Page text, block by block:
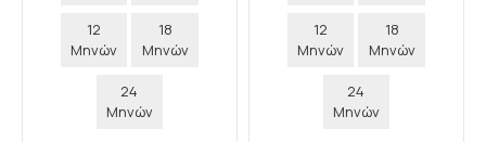
12
Μηνών
18
Μηνών
24
Μηνών
12
Μηνών
18
Μηνών
24
Μηνών